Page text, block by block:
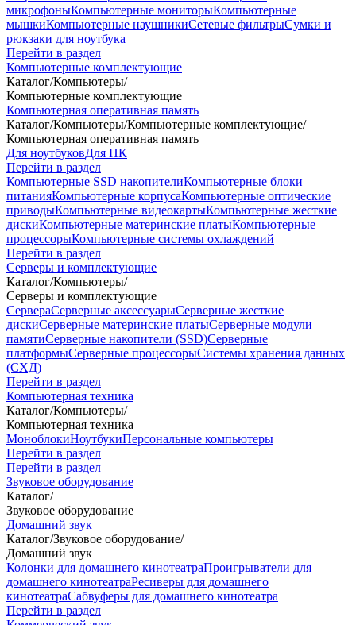
микрофоныКомпьютерные мониторыКомпьютерные
мышкиКомпьютерные наушникиСетевые фильтрыСумки и
рюкзаки для ноутбука
Перейти в раздел
Компьютерные комплектующие
Каталог/Компьютеры/
Компьютерные комплектующие
Компьютерная оперативная память
Каталог/Компьютеры/Компьютерные комплектующие/
Компьютерная оперативная память
Для ноутбуковДля ПК
Перейти в раздел
Компьютерные SSD накопителиКомпьютерные блоки
питанияКомпьютерные корпусаКомпьютерные оптические
приводыКомпьютерные видеокартыКомпьютерные жесткие
дискиКомпьютерные материнские платыКомпьютерные
процессорыКомпьютерные системы охлаждений
Перейти в раздел
Серверы и комплектующие
Каталог/Компьютеры/
Серверы и комплектующие
СервераСерверные аксессуарыСерверные жесткие
дискиСерверные материнские платыСерверные модули
памятиСерверные накопители (SSD)Серверные
платформыСерверные процессорыСистемы хранения данных
(СХД)
Перейти в раздел
Компьютерная техника
Каталог/Компьютеры/
Компьютерная техника
МоноблокиНоутбукиПерсональные компьютеры
Перейти в раздел
Перейти в раздел
Звуковое оборудование
Каталог/
Звуковое оборудование
Домашний звук
Каталог/Звуковое оборудование/
Домашний звук
Колонки для домашнего кинотеатраПроигрыватели для
домашнего кинотеатраРесиверы для домашнего
кинотеатраСабвуферы для домашнего кинотеатра
Перейти в раздел